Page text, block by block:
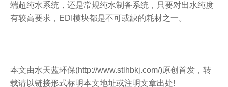
端超纯水系统，还是常规纯水制备系统，只要对出水纯度
有较高要求，EDI模块都是不可或缺的耗材之一。
本文由水天蓝环保(http://www.stlhbkj.com/)原创首发，转
载请以链接形式标明本文地址或注明文章出处!